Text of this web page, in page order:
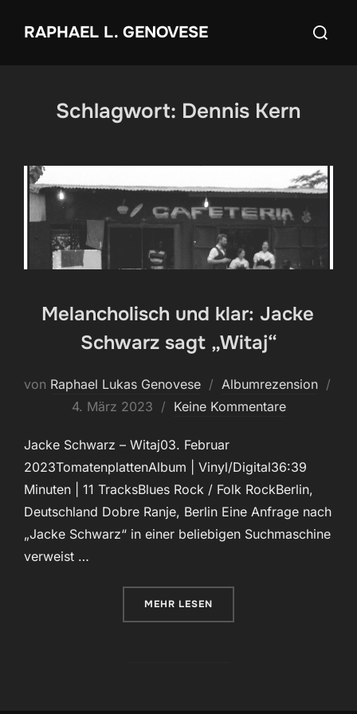
InhaltRAPHAEL L. GENOVESE
Suchen
Schlagwort: Dennis Kern
Melancholisch und klar: Jacke
Schwarz sagt „Witaj“
von Raphael Lukas Genovese
Albumrezension
Veröffentlicht
4. März 2023 Keine Kommentare
Jacke Schwarz – Witaj03. Februar
2023TomatenplattenAlbum | Vinyl/Digital36:39
Minuten | 11 TracksBlues Rock / Folk RockBerlin,
Deutschland Dobre Ranje, Berlin Eine Anfrage nach
„Jacke Schwarz“ in einer beliebigen Suchmaschine
verweist …
MEHR ÜBER „MELANCHOLISCH UND
LESEN